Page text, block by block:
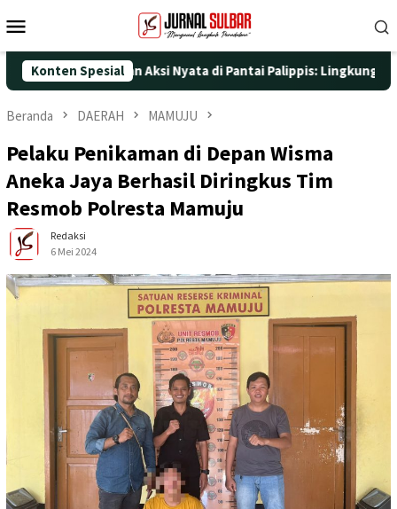
ke
Mobile
Konten Spesial
25 dengan Aksi Nyata di Pantai Palippis: Lingkungan dan
Beranda DAERAH MAMUJU
Pelaku Penikaman di Depan Wisma
Aneka Jaya Berhasil Diringkus Tim
Resmob Polresta Mamuju
Redaksi
6 Mei 2024